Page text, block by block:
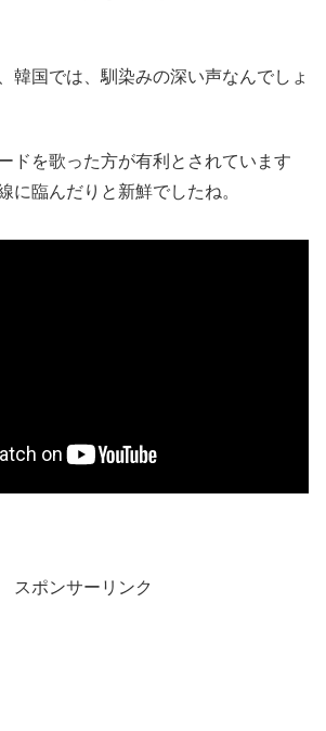
韓国では、馴染みの深い声なんでしょ
ドを歌った方が有利とされています
に臨んだりと新鮮でしたね。
スポンサーリンク